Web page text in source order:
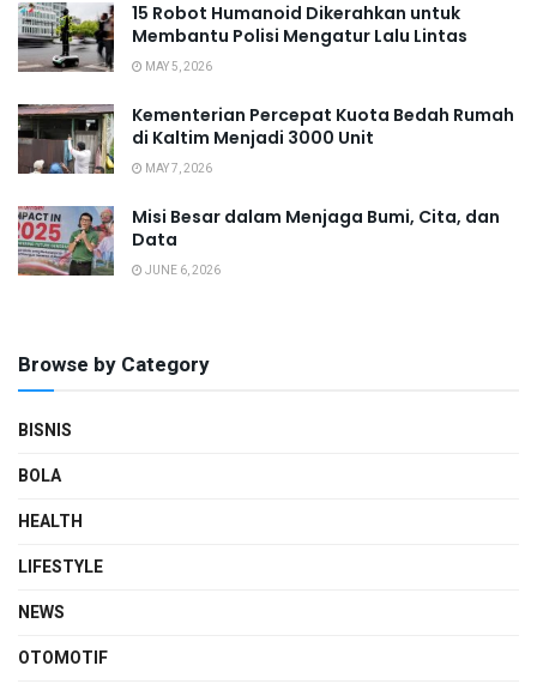
15 Robot Humanoid Dikerahkan untuk
Membantu Polisi Mengatur Lalu Lintas
MAY 5, 2026
Kementerian Percepat Kuota Bedah Rumah
di Kaltim Menjadi 3000 Unit
MAY 7, 2026
Misi Besar dalam Menjaga Bumi, Cita, dan
Data
JUNE 6, 2026
Browse by Category
BISNIS
BOLA
HEALTH
LIFESTYLE
NEWS
OTOMOTIF